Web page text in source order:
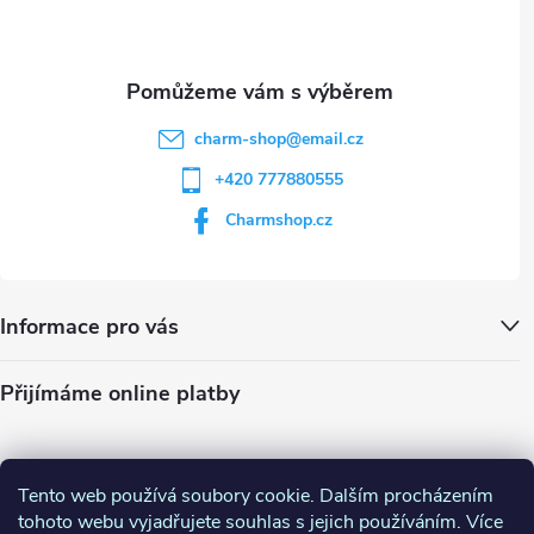
Tento web používá soubory cookie. Dalším procházením
tohoto webu vyjadřujete souhlas s jejich používáním. Více
charm-shop@email.cz
+420 777880555
Charmshop.cz
Informace pro vás
Přijímáme online platby